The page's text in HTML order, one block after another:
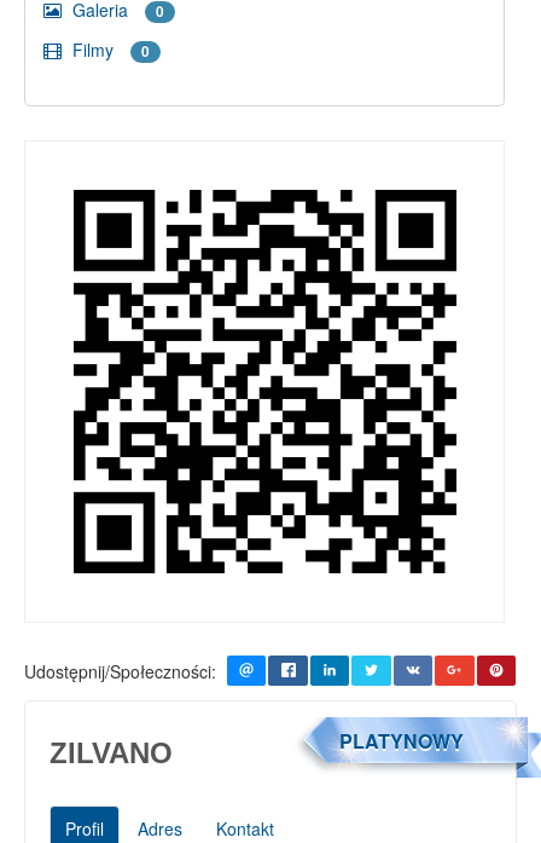
Galeria 0
Filmy 0
Udostępnij/Społeczności:
PLATYNOWY
ZILVANO
Profil Adres
Kontakt